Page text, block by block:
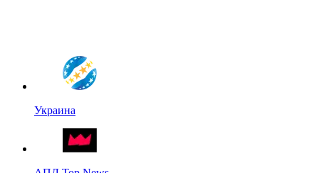
Украина